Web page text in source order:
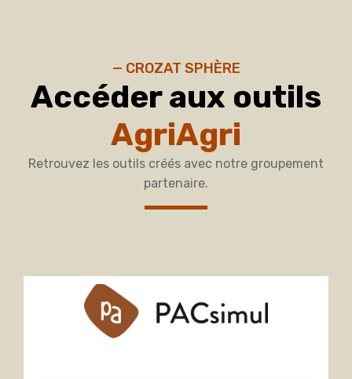
— CROZAT SPHÈRE
Accéder aux outils
AgriAgri
Retrouvez les outils créés avec notre groupement
partenaire.